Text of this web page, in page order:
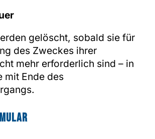
gelöscht, sobald sie für
des Zweckes ihrer
mehr erforderlich sind – in
mit Ende des